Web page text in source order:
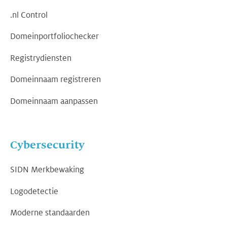
.nl Control
Domeinportfoliochecker
Registrydiensten
Domeinnaam registreren
Domeinnaam aanpassen
Cybersecurity
SIDN Merkbewaking
Logodetectie
Moderne standaarden